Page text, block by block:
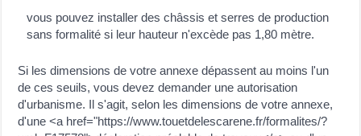
vous pouvez installer des châssis et serres de production
sans formalité si leur hauteur n'excède pas 1,80 mètre.
Si les dimensions de votre annexe dépassent au moins l'un
de ces seuils, vous devez demander une autorisation
d'urbanisme. Il s'agit, selon les dimensions de votre annexe,
d'une <a href="https://www.touetdelescarene.fr/formalites/?